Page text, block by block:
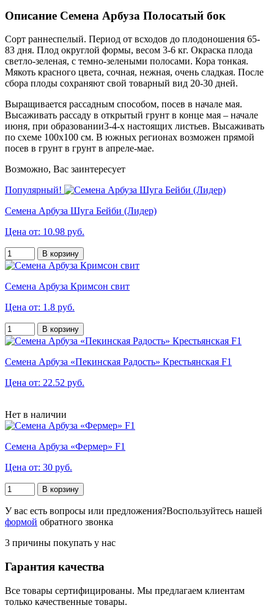
Описание Семена Арбуза Полосатый бок
Сорт раннеспелый. Период от всходов до плодоношения 65-
83 дня. Плод округлой формы, весом 3-6 кг. Окраска плода
светло-зеленая, с темно-зелеными полосами. Кора тонкая.
Мякоть красного цвета, сочная, нежная, очень сладкая. После
сбора плоды сохраняют свой товарный вид 20-30 дней.
Выращивается рассадным способом, посев в начале мая.
Высаживать рассаду в открытый грунт в конце мая – начале
июня, при образовании3-4-х настоящих листьев. Высаживать
по схеме 100х100 см. В южных регионах возможен прямой
посев в грунт в грунт в апреле-мае.
Возможно, Вас заинтересует
Популярный!
Семена Арбуза Шуга Бейби (Лидер)
Цена от: 10.98 руб.
В корзину
Семена Арбуза Кримсон свит
Цена от: 1.8 руб.
В корзину
Семена Арбуза «Пекинская Радость» Крестьянская F1
Цена от: 22.52 руб.
Нет в наличии
Семена Арбуза «Фермер» F1
Цена от: 30 руб.
В корзину
У вас есть вопросы или предложения?Воспользуйтесь нашей
формой обратного звонка
3 причины покупать у нас
Гарантия качества
Все товары сертифицированы. Мы предлагаем клиентам
только качественные товары.